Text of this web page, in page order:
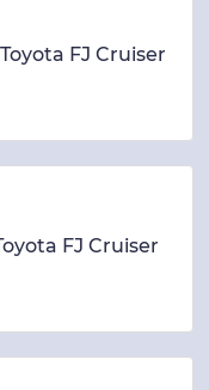
FJ Cruiser
FJ Cruiser